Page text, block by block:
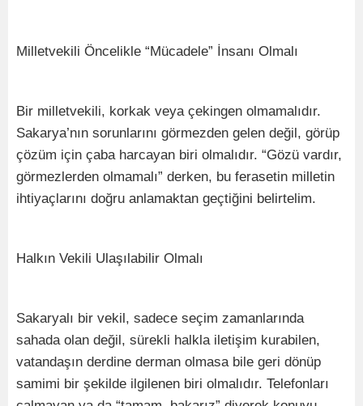
Milletvekili Öncelikle “Mücadele” İnsanı Olmalı
Bir milletvekili, korkak veya çekingen olmamalıdır.
Sakarya’nın sorunlarını görmezden gelen değil, görüp
çözüm için çaba harcayan biri olmalıdır. “Gözü vardır,
görmezlerden olmamalı” derken, bu ferasetin milletin
ihtiyaçlarını doğru anlamaktan geçtiğini belirtelim.
Halkın Vekili Ulaşılabilir Olmalı
Sakaryalı bir vekil, sadece seçim zamanlarında
sahada olan değil, sürekli halkla iletişim kurabilen,
vatandaşın derdine derman olmasa bile geri dönüp
samimi bir şekilde ilgilenen biri olmalıdır. Telefonları